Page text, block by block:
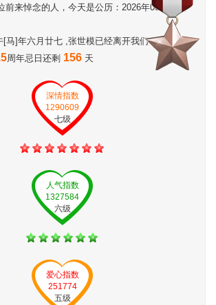
前来悼念的人，今天是公历：2026年08月09日
[马]年六月廿七 ,张世模已经离开我们：5322
周年忌日还剩 156 天
深情指数
1290609
七级
人气指数
1327584
六级
爱心指数
251774
五级